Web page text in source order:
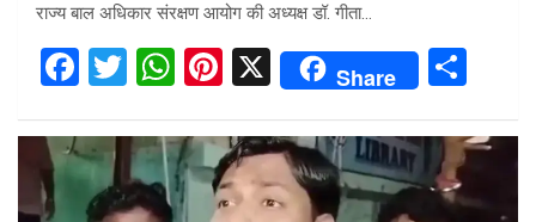
राज्य बाल अधिकार संरक्षण आयोग की अध्यक्ष डॉ. गीता…
F
ce
b
T
tt
er
W
at
s
Pi
er
es
X Share
ar